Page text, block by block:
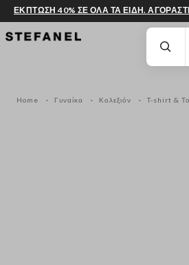
ΜΕΤΆΒΑΣΗ ΣΤΟ ΚΎΡΙΟ ΠΕΡΙΕΧΌΜΕΝΟ
ΕΚΠΤΩΣΗ 40% ΣΕ ΟΛΑ ΤΑ ΕΙΔΗ.
Home Γυναίκα Κολεξιόν T-shirt &